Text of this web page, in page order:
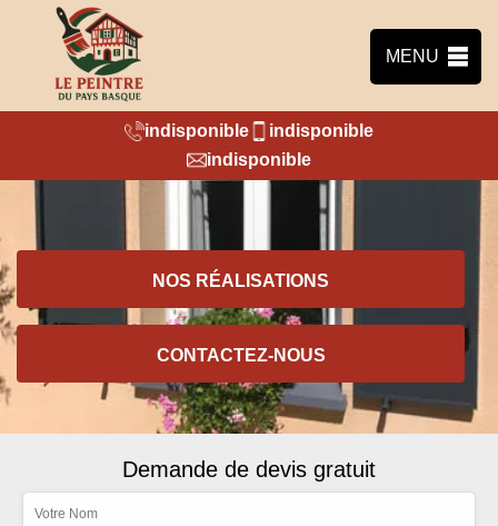
MENU
indisponible
indisponible
indisponible
NOS RÉALISATIONS
CONTACTEZ-NOUS
Demande de devis gratuit